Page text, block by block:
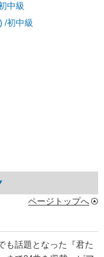
中級
/初中級
ページトップへ
も話題となった『君た